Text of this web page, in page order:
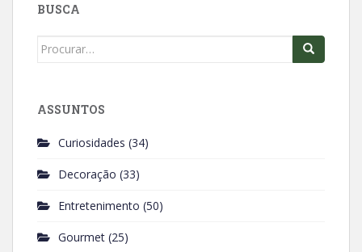
o
BUSCA
Search
ASSUNTOS
Curiosidades (34)
Decoração (33)
Entretenimento (50)
Gourmet (25)